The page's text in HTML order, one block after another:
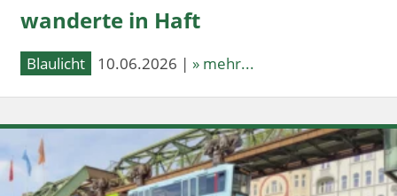
wanderte in Haft
Blaulicht 10.06.2026 | » mehr...